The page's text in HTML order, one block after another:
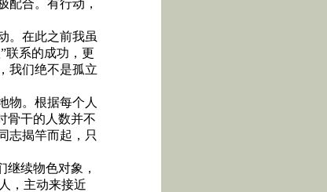
配合。有行动，
。在此之前我虽
联系的成功，更
我们绝不是孤立
物。根据每个人
骨干的人数并不
志揭竿而起，只
续物色对象，
，主动来接近